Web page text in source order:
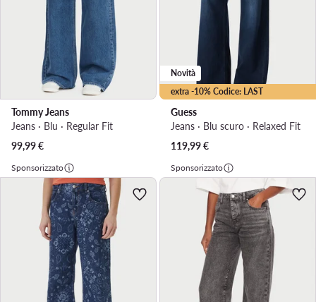
Tommy Jeans
Jeans · Blu · Regular Fit
99,99€
extra -10% Codice: LAST
Novità
Guess
Jeans · Blu scuro · Relaxed Fit
119,99€
Sponsorizzato Sponsorizzato